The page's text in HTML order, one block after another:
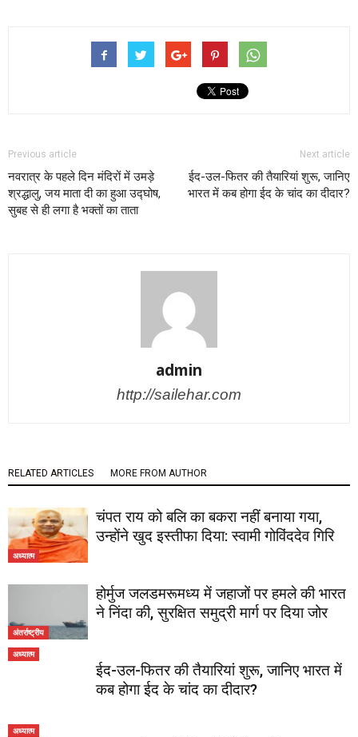
Previous article
नवरात्र के पहले दिन मंदिरों में उमड़े
श्रद्धालु, जय माता दी का हुआ उद्घोष,
सुबह से ही लगा है भक्‍तों का ताता
Next article
ईद-उल-फितर की तैयारियां शुरू, जानिए
भारत में कब होगा ईद के चांद का दीदार?
admin
http://sailehar.com
RELATED ARTICLES MORE FROM AUTHOR
अध्यात्म
चंपत राय को बलि का बकरा नहीं बनाया गया,
उन्होंने खुद इस्तीफा दिया: स्वामी गोविंददेव गिरि
अंतर्राष्ट्रीय
होर्मुज जलडमरूमध्य में जहाजों पर हमले की भारत
ने निंदा की, सुरक्षित समुद्री मार्ग पर दिया जोर
अध्यात्म
ईद-उल-फितर की तैयारियां शुरू, जानिए भारत में
कब होगा ईद के चांद का दीदार?
अध्यात्म